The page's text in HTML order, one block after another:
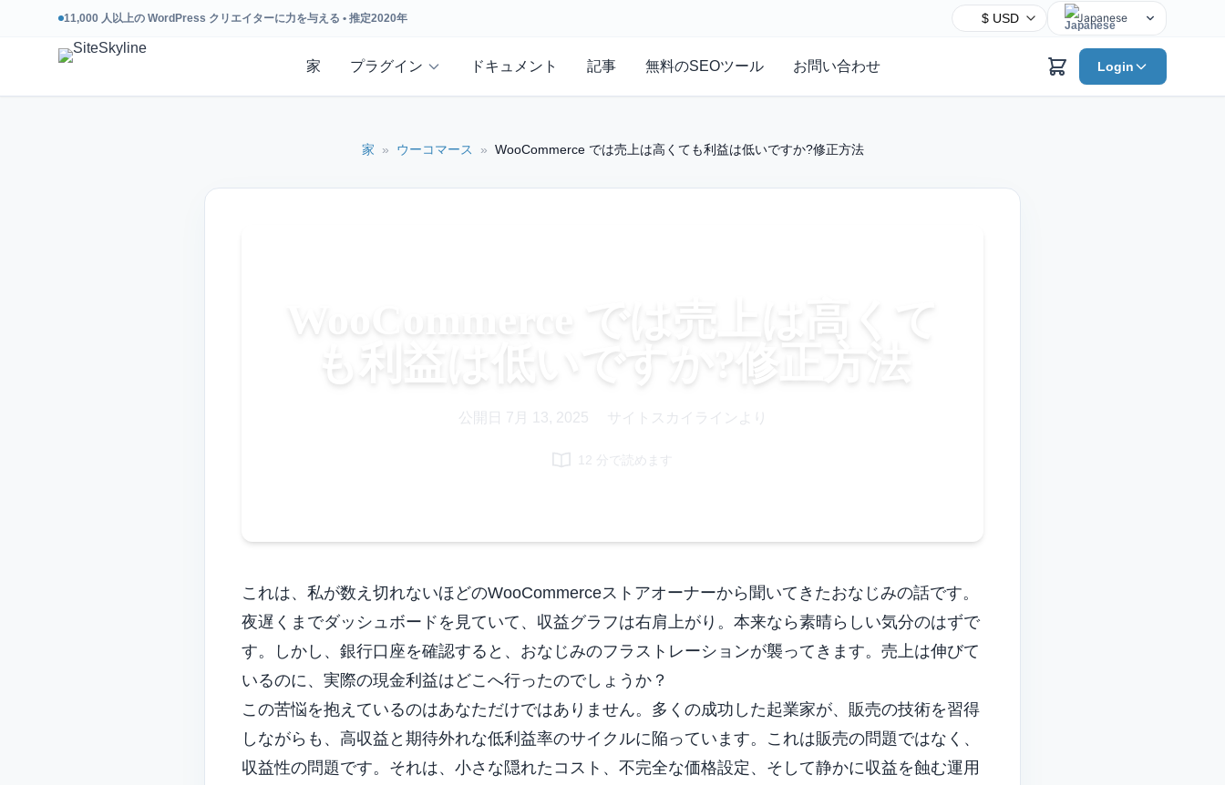
11,000 人以上の WordPress クリエイターに力を与える • 推定2020年 Japanese
English
Chinese
家 プラグイン ドキュメント 記事 無料のSEOツール お問い合わせ Login
家 » ウーコマース » WooCommerce では売上は高くても利益は低いですか?修正方法
WooCommerce では売上は高くて
も利益は低いですか?修正方法
公開日 7月 13, 2025 サイトスカイラインより
12 分で読めます
これは、私が数え切れないほどのWooCommerceストアオーナーから聞いてきたおなじみの話です。
夜遅くまでダッシュボードを見ていて、収益グラフは右肩上がり。本来なら素晴らしい気分のはずで
す。しかし、銀行口座を確認すると、おなじみのフラストレーションが襲ってきます。売上は伸びて
いるのに、実際の現金利益はどこへ行ったのでしょうか？
この苦悩を抱えているのはあなただけではありません。多くの成功した起業家が、販売の技術を習得
しながらも、高収益と期待外れな低利益率のサイクルに陥っています。これは販売の問題ではなく、
収益性の問題です。それは、小さな隠れたコスト、不完全な価格設定、そして静かに収益を蝕む運用